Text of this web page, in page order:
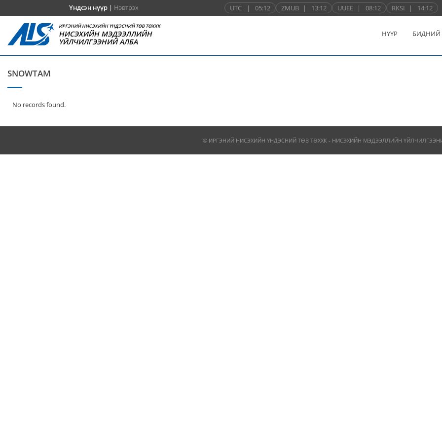
Үндсэн нүүр| Нэвтрэх UTC | 05:12 ZMUB | 13:12 UUEE | 08:12 RKSI | 14:12
ИРГЭНИЙ НИСЭХИЙН ҮНДЭСНИЙ ТӨВ ТӨХХК
НИСЭХИЙН МЭДЭЭЛЛИЙН
ҮЙЛЧИЛГЭЭНИЙ АЛБА
НҮҮР БИДНИЙ
SNOWTAM
No records found.
© ИРГЭНИЙ НИСЭХИЙН ҮНДЭСНИЙ ТӨВ ТӨХХК - НИСЭХИЙН МЭДЭЭЛЛИЙН